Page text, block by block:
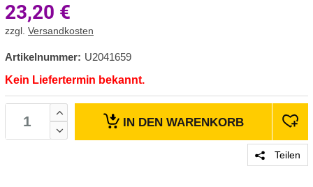
23,20 €
zzgl. Versandkosten
Artikelnummer: U2041659
Kein Liefertermin bekannt.
IN DEN WARENKORB
Teilen